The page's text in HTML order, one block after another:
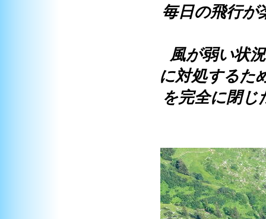
毎日の飛行が
風が弱い状
に対処するた
を完全に閉じ